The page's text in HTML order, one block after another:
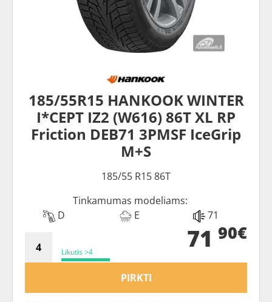
185/55R15 HANKOOK WINTER
I*CEPT IZ2 (W616) 86T XL RP
Friction DEB71 3PMSF IceGrip
M+S
185/55 R15 86T
Tinkamumas modeliams:
D
E 71
Likutis >4 71 90€
PIRKTI